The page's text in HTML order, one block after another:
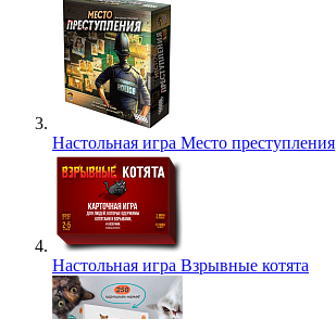
Настольная игра Место преступления
Настольная игра Взрывные котята